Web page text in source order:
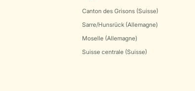
Canton des Grisons (Suisse)
Sarre/Hunsrück (Allemagne)
Moselle (Allemagne)
Suisse centrale (Suisse)